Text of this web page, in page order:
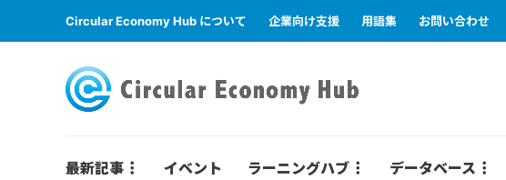
Circular Economy Hub について 企業向け支援 用語集 お問い合わせ
最新記事 イベント ラーニングハブ データベース